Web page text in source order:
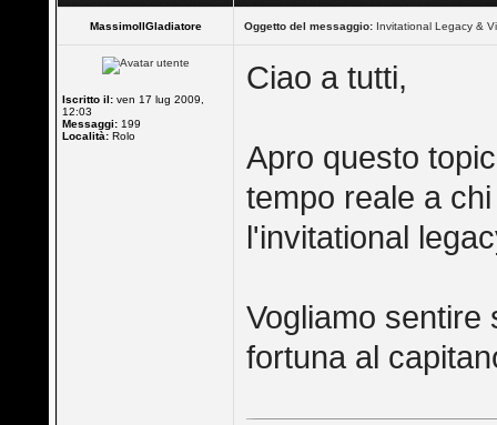
MassimoIlGladiatore Oggetto del messaggio: Invitational Legacy &
Iscritto il: ven 17 lug 2009,
12:03
Messaggi: 199
Località: Rolo
Ciao a tutti,
Apro questo
tempo reale a
l'invitational
Vogliamo sentire
fortuna al